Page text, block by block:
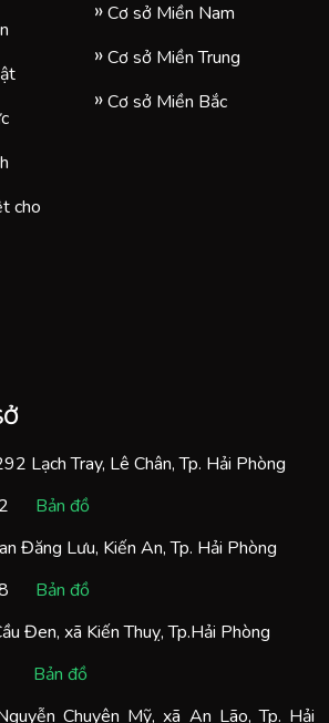
cho
Cơ sở Miền Nam
Cơ sở Miền Trung
Cơ sở Miền Bắc
Lạch Tray, Lê Chân, Tp. Hải Phòng
Bản đồ
Đăng Lưu, Kiến An, Tp. Hải Phòng
Bản đồ
Đen, xã Kiến Thuỵ, Tp.Hải Phòng
Bản đồ
Chuyên Mỹ, xã An Lão, Tp. Hải